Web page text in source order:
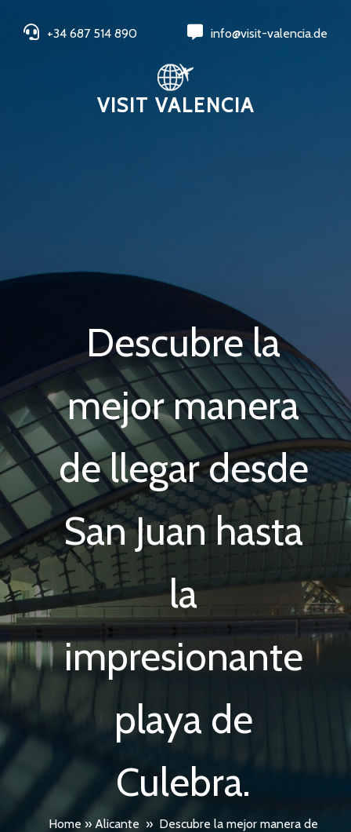
+34 687 514 890 info@visit-valencia.de
VISIT VALENCIA
Descubre la
mejor manera
de llegar desde
San Juan hasta
la
impresionante
playa de
Culebra.
Home » Alicante » Descubre la mejor manera de